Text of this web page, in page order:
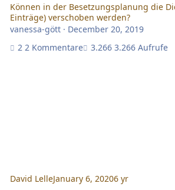
Können in der Besetzungsplanung die
Einträge) verschoben werden?
vanessa-gött· December 20, 2019
2 Kommentare
3.266 Aufrufe
David LelleJanuary 6, 20206 yr